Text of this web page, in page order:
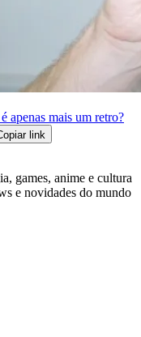
apenas mais um retro?
link
games, anime e cultura
e novidades do mundo